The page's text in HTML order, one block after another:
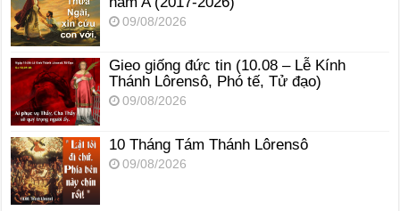
09/08/2026
Gieo giống đức tin (10.08 – Lễ Kính
Thánh Lôrensô, Phó tế, Tử đạo)
09/08/2026
10 Tháng Tám Thánh Lôrensô
09/08/2026